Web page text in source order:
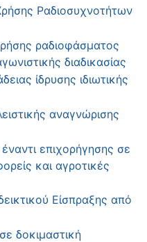
Ραδιοσυχνοτήτων
ραδιοφάσματος
διαδικασίας
ίδρυσης ιδιωτικής
αναγνώρισης
επιχορήγησης σε
και αγροτικές
Είσπραξης από
δοκιμαστική